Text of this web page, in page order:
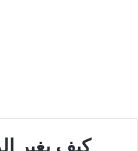
كيف يغير